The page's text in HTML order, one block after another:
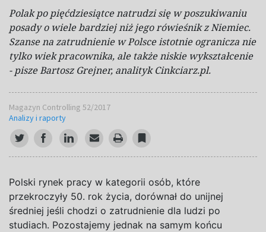
Polak po pięćdziesiątce natrudzi się w poszukiwaniu
posady o wiele bardziej niż jego rówieśnik z Niemiec.
Szanse na zatrudnienie w Polsce istotnie ogranicza nie
tylko wiek pracownika, ale także niskie wykształcenie
- pisze Bartosz Grejner, analityk Cinkciarz.pl.
Magazyn Controlling 52/2017
Analizy i raporty
Polski rynek pracy w kategorii osób, które
przekroczyły 50. rok życia, dorównał do unijnej
średniej jeśli chodzi o zatrudnienie dla ludzi po
studiach. Pozostajemy jednak na samym końcu